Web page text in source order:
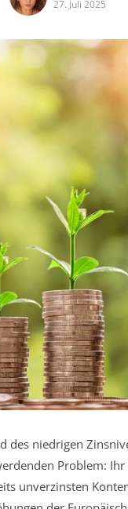
27. Juli 2025
des niedrigen
Problem:
unverzinsten